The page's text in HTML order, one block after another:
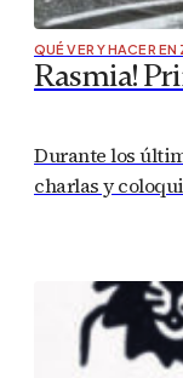
QUÉ VER Y HACER
Rasmia!
Durante los
charlas y